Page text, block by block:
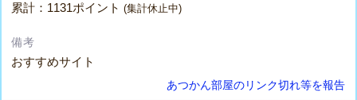
累計：1131ポイント(集計休止中)
備考
おすすめサイト
あつかん部屋のリンク切れ等を報告